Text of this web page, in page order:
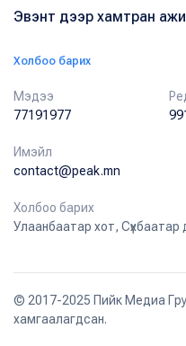
Эвэнт дээр хамтран
Холбоо барих
Мэдээ
77191977
Имэйл
contact@peak.mn
Холбоо барих
Улаанбаатар хот, Сүхбаатар
© 2017-2025 Пийк Медиа
хамгаалагдсан.